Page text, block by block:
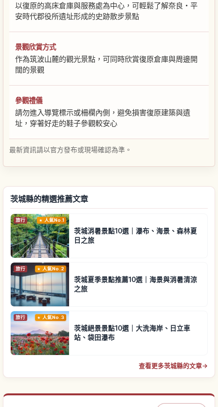
以復原的高床倉庫與服務處為中心，可輕鬆了解奈良・平
安時代郡役所遺址形成的史跡散步景點
景觀欣賞方式
作為筑波山麓的觀光景點，可同時欣賞復原倉庫與周邊開
闊的景觀
參觀禮儀
請勿進入導覽標示或柵欄內側，避免損害復原建築與遺
址，穿著好走的鞋子參觀較安心
最新資訊請以官方發布或現場確認為準。
茨城縣的精選推薦文章
旅行 人氣No.1
茨城消暑景點10選｜瀑布、海景、森林夏
日之旅
旅行 人氣No.2
茨城夏季景點推薦10選｜海景與消暑清涼
之旅
旅行 人氣No.3
茨城絕景景點10選｜大洗海岸、日立車
站、袋田瀑布
查看更多茨城縣的文章→